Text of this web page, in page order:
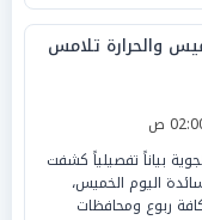
والحرارة تلامس
بياناً تفصيلياً كشفت
اليوم الخميس،
2026، في كافة ربوع ومحافظات